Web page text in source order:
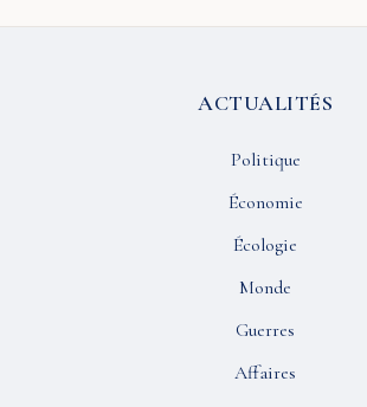
ACTUALITÉS
Politique
Économie
Écologie
Monde
Guerres
Affaires